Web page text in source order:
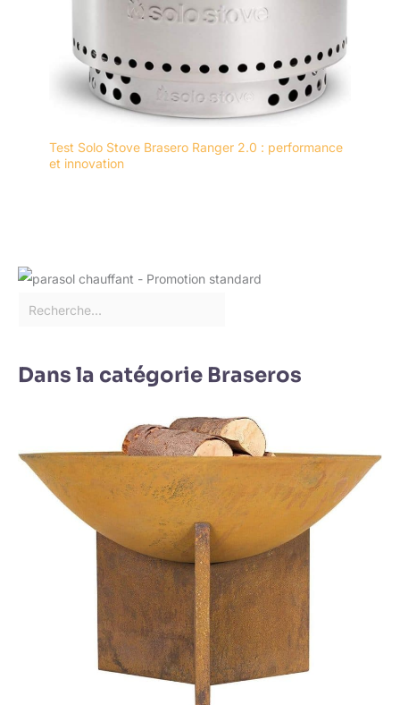
Test Solo Stove Brasero Ranger 2.0 : performance
et innovation
Dans la catégorie Braseros